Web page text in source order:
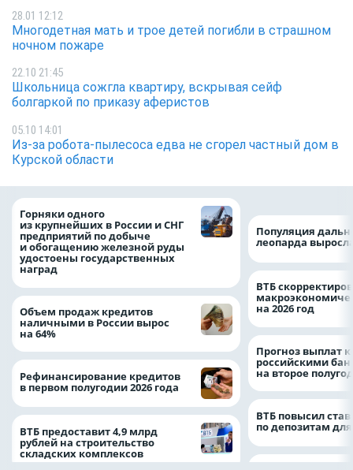
28.01 12:12
Многодетная мать и трое детей погибли в страшном
ночном пожаре
22.10 21:45
Школьница сожгла квартиру, вскрывая сейф
болгаркой по приказу аферистов
05.10 14:01
Из-за робота-пылесоса едва не сгорел частный дом в
Курской области
Горняки одного
из крупнейших в России и СНГ
предприятий по добыче
и обогащению железной руды
удостоены государственных
наград
Объем продаж кредитов
наличными в России вырос
на 64%
Рефинансирование кредитов
в первом полугодии 2026 года
ВТБ предоставит 4,9 млрд
рублей на строительство
складских комплексов
Популяция
леопарда
ВТБ
на 2026 год
Прогноз выплат
российскими
на второе
ВТБ повысил
по депозитам